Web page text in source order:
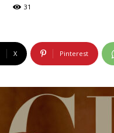
31
X Pinterest